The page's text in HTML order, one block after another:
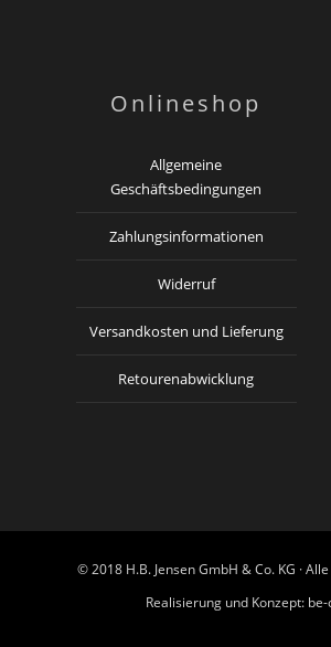
Onlineshop
Allgemeine
Geschäftsbedingungen
Zahlungsinformationen
Widerruf
Versandkosten und Lieferung
Retourenabwicklung
© 2018 H.B. Jensen GmbH & Co. KG ·
Realisierung und Konzept: